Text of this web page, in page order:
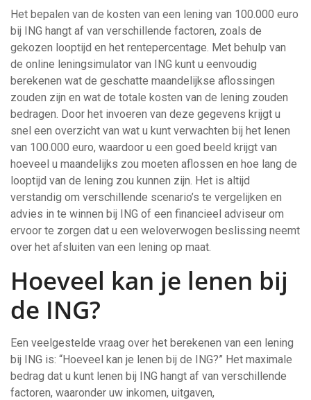
Het bepalen van de kosten van een lening van 100.000 euro
bij ING hangt af van verschillende factoren, zoals de
gekozen looptijd en het rentepercentage. Met behulp van
de online leningsimulator van ING kunt u eenvoudig
berekenen wat de geschatte maandelijkse aflossingen
zouden zijn en wat de totale kosten van de lening zouden
bedragen. Door het invoeren van deze gegevens krijgt u
snel een overzicht van wat u kunt verwachten bij het lenen
van 100.000 euro, waardoor u een goed beeld krijgt van
hoeveel u maandelijks zou moeten aflossen en hoe lang de
looptijd van de lening zou kunnen zijn. Het is altijd
verstandig om verschillende scenario’s te vergelijken en
advies in te winnen bij ING of een financieel adviseur om
ervoor te zorgen dat u een weloverwogen beslissing neemt
over het afsluiten van een lening op maat.
Hoeveel kan je lenen bij
de ING?
Een veelgestelde vraag over het berekenen van een lening
bij ING is: “Hoeveel kan je lenen bij de ING?” Het maximale
bedrag dat u kunt lenen bij ING hangt af van verschillende
factoren, waaronder uw inkomen, uitgaven,